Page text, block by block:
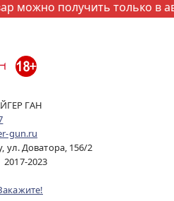
можно получить только в
ГАН
gun.ru
ул. Доватора, 156/2
2023